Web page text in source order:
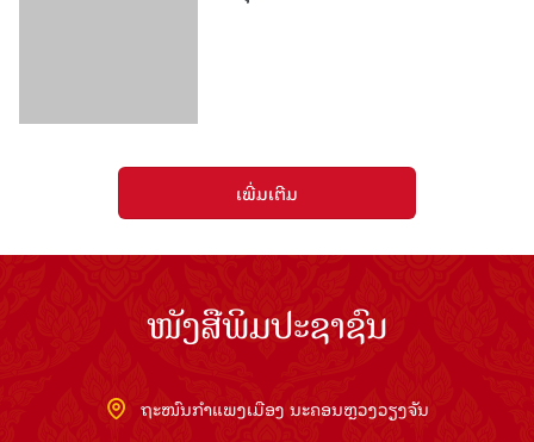
ໜັງສືພິມປະຊາຊົນ
ຖະໜົນກຳແພງເມືອງ ນະຄອນຫຼວງວຽງຈັນ